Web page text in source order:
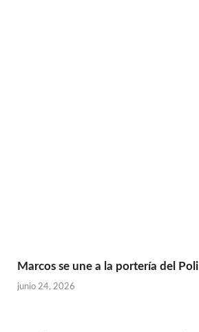
Marcos se une a la portería del Poli
junio 24, 2026